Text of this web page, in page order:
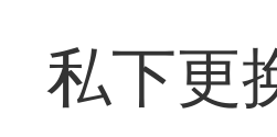
私下更